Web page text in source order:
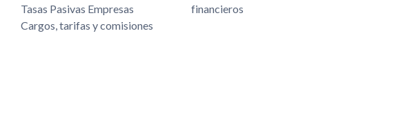
Tasas Pasivas Empresas
Cargos, tarifas y comisiones
financieros